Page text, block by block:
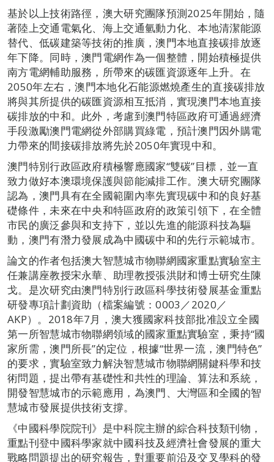
基於以上技術路徑，澳大研究團隊預測2025年開始，隨
著陸上交通電氣化、海上交通氫動力化、本地清潔能源
替代、低碳建築等技術的推廣，澳門本地直接碳排放逐
年下降。同時，澳門電網作為一個整體，開始積極提供
南方電網輔助服務，所帶來的碳匯資源逐年上升。在
2050年左右，澳門本地化石能源燃燒產生的直接碳排放
將與其所提供的碳匯資源相互抵消，實現澳門本地直接
碳排放的中和。此外，考慮到澳門特區政府可通過經濟
手段激勵澳門電網從外部購買綠電，預計澳門因外購電
力帶來的間接碳排放將先於2050年實現中和。
澳門特別行政區政府積極響應國家“雙碳”目標，並一直
致力做好本澳環境保護與節能減排工作。澳大研究團隊
認為，澳門具有在全國範圍內率先實現碳中和的良好基
礎條件，未來在中央和特區政府的政策引領下，在全體
市民的廣泛參與和支持下，並以先進的能源科技為驅
動，澳門有潛力發展成為中國碳中和的先行示範城市。
論文的作者包括澳大智慧城市物聯網國家重點實驗室主
任兼講座教授宋永華、助理教授張洪財和博士研究生陳
戈。是次研究由澳門特別行政區科學技術發展基金重點
研發專項計劃資助（檔案編號：0003／2020／
AKP）。2018年7月，澳大獲國家科技部批准設立全國
第一所智慧城市物聯網領域的國家重點實驗室，秉持“國
家所需，澳門所長”的定位，根據“世界一流，澳門特色”
的要求，實驗室致力解決智慧城市物聯網關鍵科學和技
術問題，提出帶有基礎性和共性的理論、算法和系統，
開發智慧城市的示範應用，為澳門、大灣區和全國的智
慧城市發展提供技術支撐。
《中國科學院院刊》是中科院主辦的綜合科技類刊物，
重點刊登中國科學家就中國科技及經濟社會發展的重大
戰略問題提出的研究報告，對重要前沿及交叉學科的發